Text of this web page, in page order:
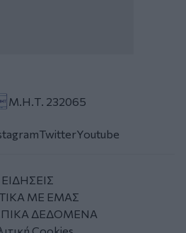
Μ.Η.Τ. 232065
TwitterYoutube
ΕΙΔΗΣΕΙΣ
ΜΕ ΕΜΑΣ
ΔΕΔΟΜΕΝΑ